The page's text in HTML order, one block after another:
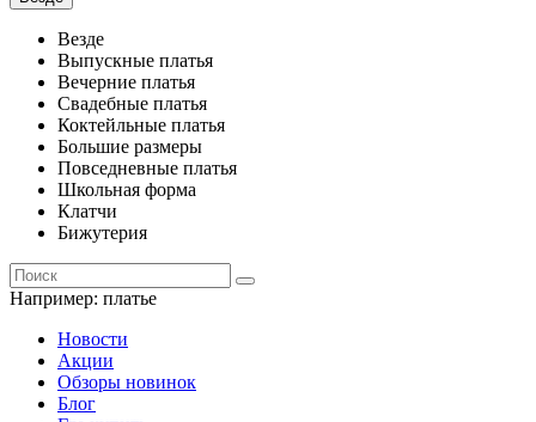
Везде
Выпускные платья
Вечерние платья
Свадебные платья
Коктейльные платья
Большие размеры
Повседневные платья
Школьная форма
Клатчи
Бижутерия
Например: платье
Новости
Акции
Обзоры новинок
Блог